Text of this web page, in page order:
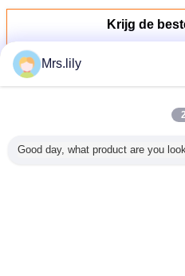
Krijg de
Dubbele
Dekblad
Mrs.lily
Good day, what product are you